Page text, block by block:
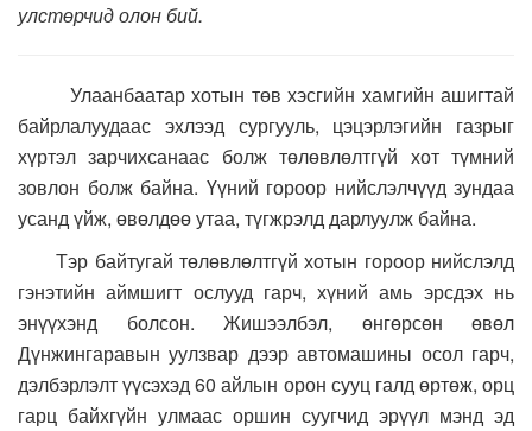
улстөрчид олон бий.
Улаанбаатар хотын төв хэсгийн хамгийн ашигтай
байрлалуудаас эхлээд сургууль, цэцэрлэгийн газрыг
хүртэл зарчихсанаас болж төлөвлөлтгүй хот түмний
зовлон болж байна. Үүний гороор нийслэлчүүд зундаа
усанд үйж, өвөлдөө утаа, түгжрэлд дарлуулж байна.
Тэр байтугай төлөвлөлтгүй хотын гороор нийслэлд
гэнэтийн аймшигт ослууд гарч, хүний амь эрсдэх нь
энүүхэнд болсон. Жишээлбэл, өнгөрсөн өвөл
Дүнжингаравын уулзвар дээр автомашины осол гарч,
дэлбэрлэлт үүсэхэд 60 айлын орон сууц галд өртөж, орц
гарц байхгүйн улмаас оршин суугчид эрүүл мэнд эд